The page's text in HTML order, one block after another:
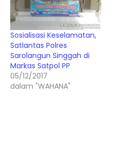
Sosialisasi Keselamatan,
Satlantas Polres
Sarolangun Singgah di
Markas Satpol PP
05/12/2017
dalam "WAHANA"